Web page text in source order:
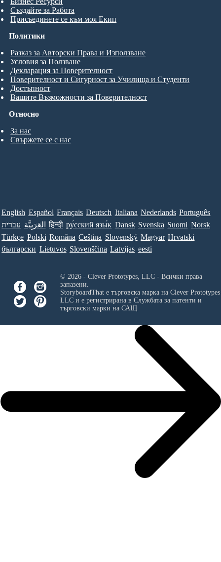
Създайте за Работа
Присъединете се към моя Екип
Относно
За нас
Свържете се с нас
Политики
Разказ за Авторски Права и Използване
Условия за Ползване
Декларация за Поверителност
Поверителност и Сигурност за Училища и Студенти
Достъпност
Вашите Възможности за Поверителност
English Español Français Deutsch Italiana Nederlands Português
עברית العَرَبِيَّة हिन्दी ру́сский язы́к Dansk Svenska Suomi Norsk
Türkçe Polski Româna Ceština Slovenský Magyar Hrvatski
български Lietuvos Slovenščina Latvijas eesti
© 2026 - Clever Prototypes, LLC - Всички права
запазени.
StoryboardThat е търговска марка на Clever
LLCи е регистрирана в Службата за патенти и
търговски марки на САЩ